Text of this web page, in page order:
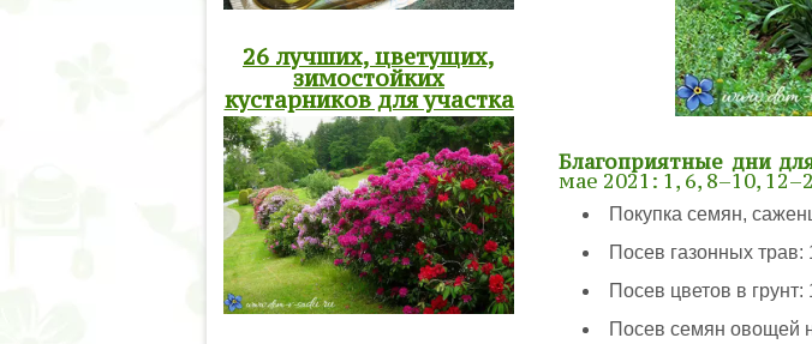
Благоприятные дни
мае 2021: 1, 6, 8–10,
Покупка семян,
Посев газонных трав:
Посев цветов в грунт:
Посев семян овощей
26 лучших, цветущих,
зимостойких
кустарников для участка